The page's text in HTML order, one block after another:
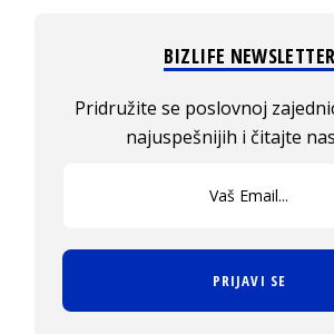
BIZLIFE NEWSLETTER
Pridružite se poslovnoj
najuspešnijih i čitajte
PRIJAVI SE